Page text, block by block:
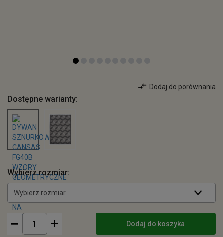
Dodaj do porównania
Dostępne warianty:
Wybierz rozmiar:
Wybierz rozmiar
Dodaj do koszyka